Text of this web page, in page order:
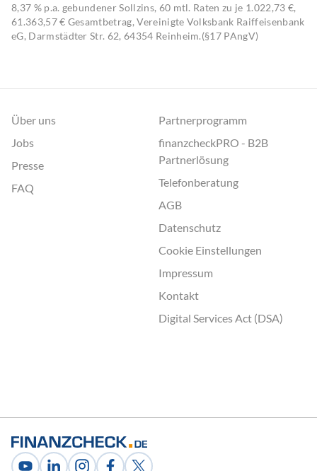
8,37 % p.a. gebundener Sollzins, 60 mtl. Raten zu je 1.022,73 €,
61.363,57 € Gesamtbetrag, Vereinigte Volksbank Raiffeisenbank
eG, Darmstädter Str. 62, 64354 Reinheim.(§17 PAngV)
Über uns
Jobs
Presse
FAQ
Partnerprogramm
finanzcheckPRO - B2B
Partnerlösung
Telefonberatung
AGB
Datenschutz
Cookie Einstellungen
Impressum
Kontakt
Digital Services Act (DSA)